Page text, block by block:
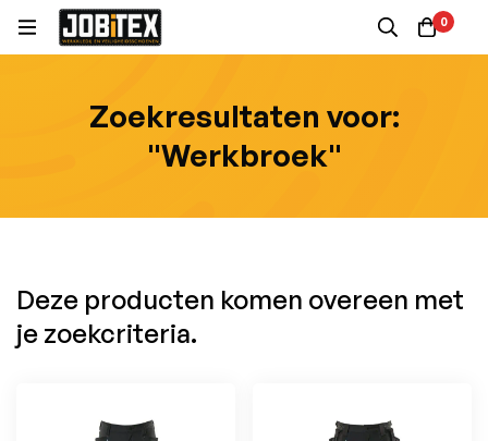
0
Zoekresultaten voor:
"Werkbroek"
Deze producten komen overeen met
je zoekcriteria.